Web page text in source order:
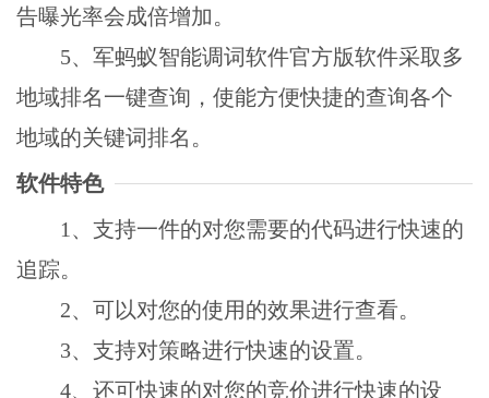
告曝光率会成倍增加。
5、军蚂蚁智能调词软件官方版软件采取多
地域排名一键查询，使能方便快捷的查询各个
地域的关键词排名。
软件特色
1、支持一件的对您需要的代码进行快速的
追踪。
2、可以对您的使用的效果进行查看。
3、支持对策略进行快速的设置。
4、还可快速的对您的竞价进行快速的设